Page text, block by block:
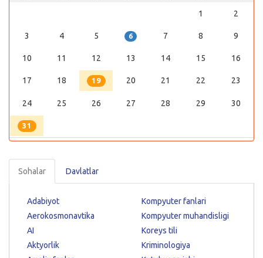
1
2
3 4 5 6 7 8 9
10 11 12 13 14 15 16
17 18 19 20 21 22 23
24 25 26 27 28 29 30
31
Sohalar Davlatlar
Adabiyot
Aerokosmonavtika
AI
Aktyorlik
Kompyuter fanlari
Kompyuter muhandisligi
Koreys tili
Kriminologiya